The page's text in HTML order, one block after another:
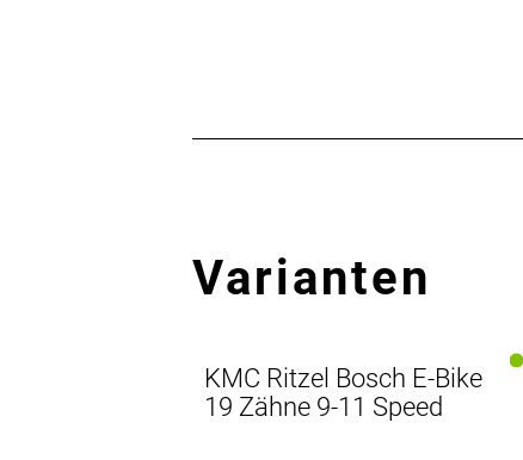
Varianten
KMC Ritzel Bosch E-Bike
19 Zähne 9-11 Speed